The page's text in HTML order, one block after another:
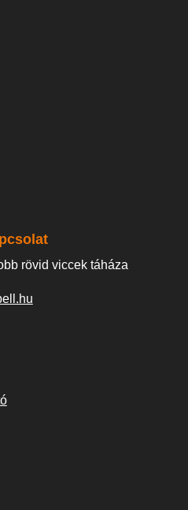
rövid viccek táháza